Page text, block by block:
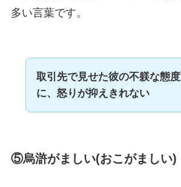
多い言葉です。
取引先で見せた彼の不躾な態度
に、怒りが抑えきれない
⑤烏滸がましい(おこがましい)